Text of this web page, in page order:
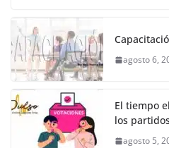
k
c
e
b
o
o
k
itt
er s
A
p
agosto 6,
El tiempo
los
agosto 5,